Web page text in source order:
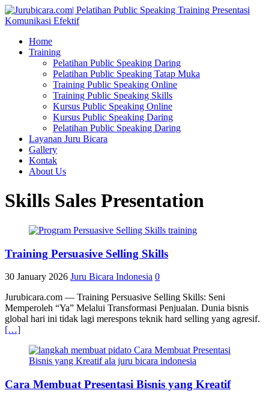
Home
Training
Pelatihan Public Speaking Daring
Pelatihan Public Speaking Tatap Muka
Training Public Speaking Online
Training Public Speaking Skills
Kursus Public Speaking Online
Kursus Public Speaking Daring
Pelatihan Public Speaking Daring
Layanan Juru Bicara
Gallery
Kontak
About Us
Skills Sales Presentation
Training Persuasive Selling Skills
30 January 2026 Juru Bicara Indonesia 0
Jurubicara.com — Training Persuasive Selling Skills: Seni
Memperoleh “Ya” Melalui Transformasi Penjualan. Dunia bisnis
global hari ini tidak lagi merespons teknik hard selling yang agresif.
[…]
Cara Membuat Presentasi Bisnis yang Kreatif